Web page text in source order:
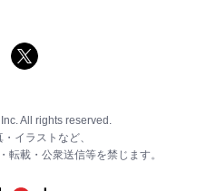
All rights reserved.
イラストなど、
転載・公衆送信等を禁じます。